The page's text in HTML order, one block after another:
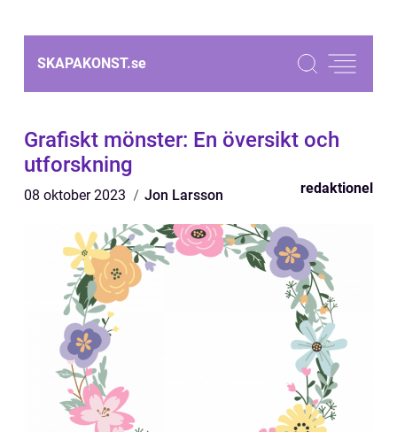
SKAPAKONST.se
Grafiskt mönster: En översikt och
utforskning
08 oktober 2023 Jon Larsson redaktionel